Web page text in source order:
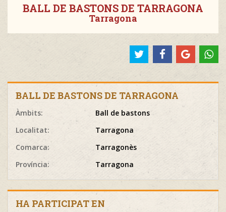
BALL DE BASTONS DE TARRAGONA
Tarragona
BALL DE BASTONS DE TARRAGONA
Àmbits:
Ball de bastons
Localitat:
Tarragona
Comarca:
Tarragonès
Província:
Tarragona
HA PARTICIPAT EN